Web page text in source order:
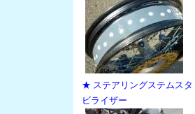
★ ステアリングステムスタ
ビライザー